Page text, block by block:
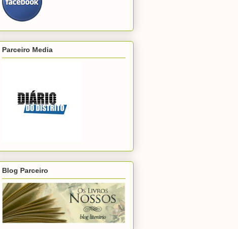
Parceiro Media
Blog Parceiro